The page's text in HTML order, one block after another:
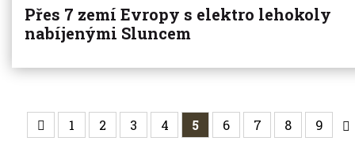
Přes 7 zemí Evropy s elektro lehokoly
nabíjenými Sluncem
1 2 3 4 5 6 7 8 9